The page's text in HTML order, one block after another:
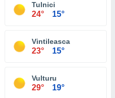
Tulnici
24° 15°
Vintileasca
23° 15°
Vulturu
29° 19°